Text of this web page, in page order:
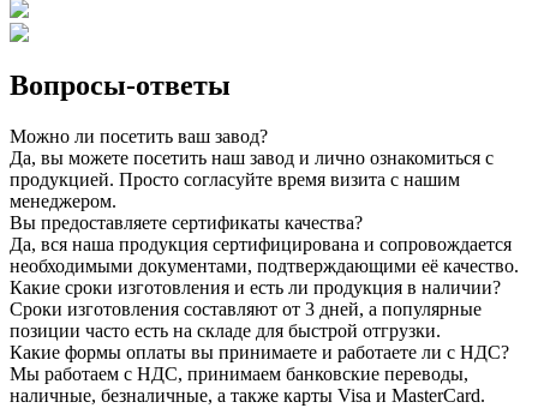
Вопросы-ответы
Можно ли посетить ваш завод?
Да, вы можете посетить наш завод и лично ознакомиться с
продукцией. Просто согласуйте время визита с нашим
менеджером.
Вы предоставляете сертификаты качества?
Да, вся наша продукция сертифицирована и сопровождается
необходимыми документами, подтверждающими её качество.
Какие сроки изготовления и есть ли продукция в наличии?
Сроки изготовления составляют от 3 дней, а популярные
позиции часто есть на складе для быстрой отгрузки.
Какие формы оплаты вы принимаете и работаете ли с НДС?
Мы работаем с НДС, принимаем банковские переводы,
наличные, безналичные, а также карты Visa и MasterCard.